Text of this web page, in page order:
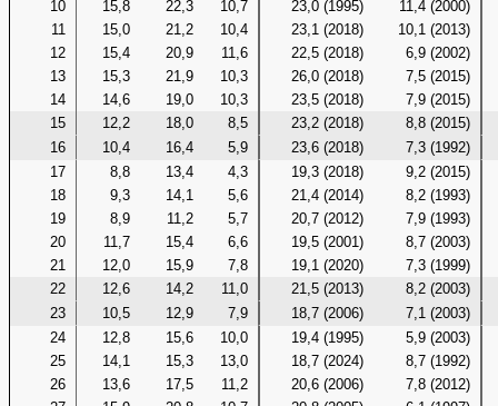
10
15,8 22,3 10,7 23,0 (1995)
11,4 (2000)
11
15,0 21,2 10,4 23,1 (2018)
10,1 (2013)
12
15,4 20,9 11,6 22,5 (2018)
6,9 (2002)
13
15,3 21,9 10,3 26,0 (2018)
7,5 (2015)
14
14,6 19,0 10,3 23,5 (2018)
7,9 (2015)
15
12,2 18,0 8,5 23,2 (2018)
8,8 (2015)
16
10,4 16,4 5,9 23,6 (2018)
7,3 (1992)
17
8,8 13,4 4,3 19,3 (2018)
9,2 (2015)
18
9,3 14,1 5,6 21,4 (2014)
8,2 (1993)
19
8,9 11,2 5,7 20,7 (2012)
7,9 (1993)
20
11,7 15,4 6,6 19,5 (2001)
8,7 (2003)
21
12,0 15,9 7,8 19,1 (2020)
7,3 (1999)
22
12,6 14,2 11,0 21,5 (2013)
8,2 (2003)
23
10,5 12,9 7,9 18,7 (2006)
7,1 (2003)
24
12,8 15,6 10,0 19,4 (1995)
5,9 (2003)
25
14,1 15,3 13,0 18,7 (2024)
8,7 (1992)
26
13,6 17,5 11,2 20,6 (2006)
7,8 (2012)